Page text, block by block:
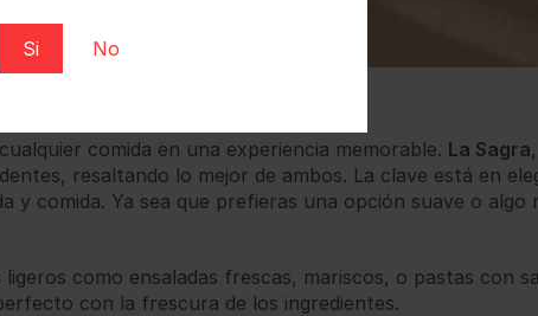
Si No
comida en una experiencia memorable. La Sagra
resaltando lo mejor de ambos. La clave está en
comida. Ya sea que prefieras una opción suave o algo
como ensaladas frescas, mariscos, o pastas con
con la frescura de los ingredientes.